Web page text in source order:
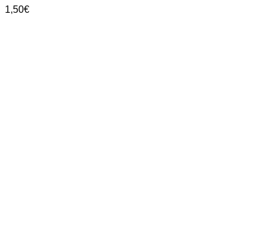
1,50€